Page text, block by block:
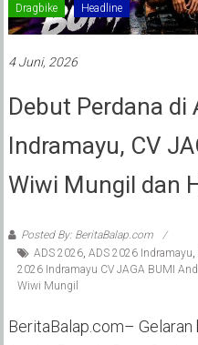
Dragbike Headline
4 Juni, 2026
Debut Perdana di
Indramayu, CV
Wiwi Mungil dan
Posted By: BeritaBalap.com
ADS 2026, ADS 2026 Indramayu,
2026 Indramayu CV JAGA BUMI
Wiwi Mungil
BeritaBalap.com–